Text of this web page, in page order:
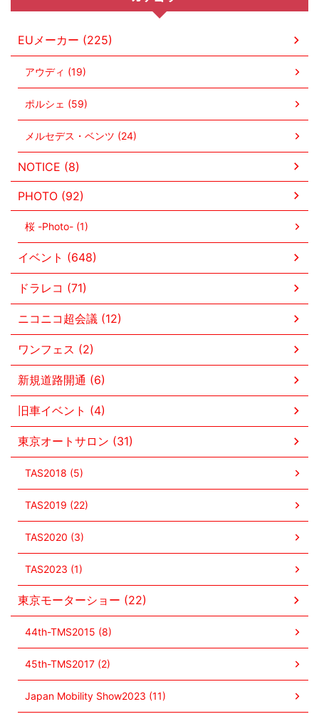
EUメーカー (225)
アウディ (19)
ポルシェ (59)
メルセデス・ベンツ (24)
NOTICE (8)
PHOTO (92)
桜 -Photo- (1)
イベント (648)
ドラレコ (71)
ニコニコ超会議 (12)
ワンフェス (2)
新規道路開通 (6)
旧車イベント (4)
東京オートサロン (31)
TAS2018 (5)
TAS2019 (22)
TAS2020 (3)
TAS2023 (1)
東京モーターショー (22)
44th-TMS2015 (8)
45th-TMS2017 (2)
Japan Mobility Show2023 (11)